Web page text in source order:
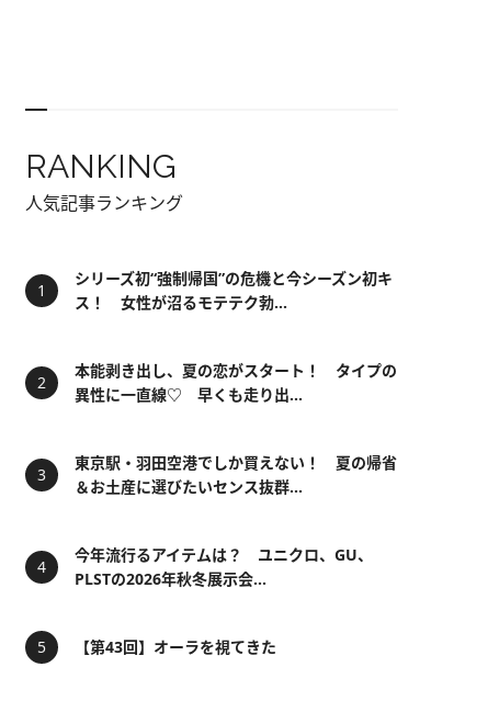
RANKING
人気記事ランキング
シリーズ初“強制帰国”の危機と今シーズン初キ
ス！ 女性が沼るモテテク勃...
本能剥き出し、夏の恋がスタート！ タイプの
異性に一直線♡ 早くも走り出...
東京駅・羽田空港でしか買えない！ 夏の帰省
＆お土産に選びたいセンス抜群...
今年流行るアイテムは？ ユニクロ、GU、
PLSTの2026年秋冬展示会...
【第43回】オーラを視てきた